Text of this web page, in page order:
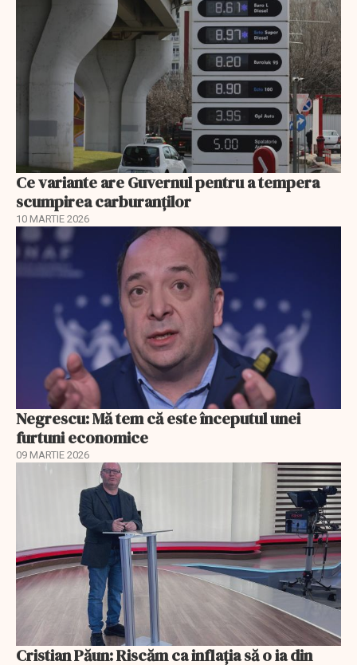
Ce variante are Guvernul pentru a tempera
scumpirea carburanților
10 MARTIE 2026
Negrescu: Mă tem că este începutul unei
furtuni economice
09 MARTIE 2026
Cristian Păun: Riscăm ca inflația să o ia din